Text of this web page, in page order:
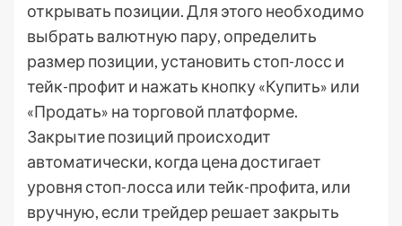
открывать позиции. Для этого необходимо
выбрать валютную пару, определить
размер позиции, установить стоп-лосс и
тейк-профит и нажать кнопку «Купить» или
«Продать» на торговой платформе.
Закрытие позиций происходит
автоматически, когда цена достигает
уровня стоп-лосса или тейк-профита, или
вручную, если трейдер решает закрыть